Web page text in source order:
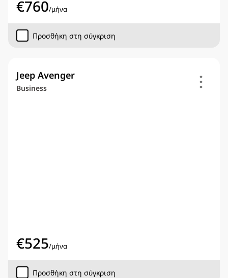
€760/μήνα
Προσθήκη στη σύγκριση
Jeep Avenger
Business
€525/μήνα
Προσθήκη στη σύγκριση